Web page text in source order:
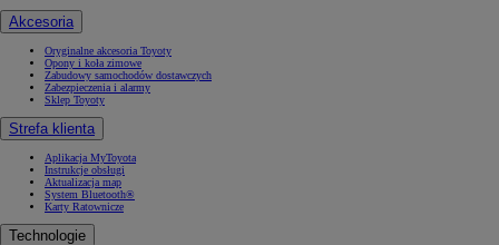
Akcesoria
Oryginalne akcesoria Toyoty
Opony i koła zimowe
Zabudowy samochodów dostawczych
Zabezpieczenia i alarmy
Sklep Toyoty
Strefa klienta
Aplikacja MyToyota
Instrukcje obsługi
Aktualizacja map
System Bluetooth®
Karty Ratownicze
Technologie